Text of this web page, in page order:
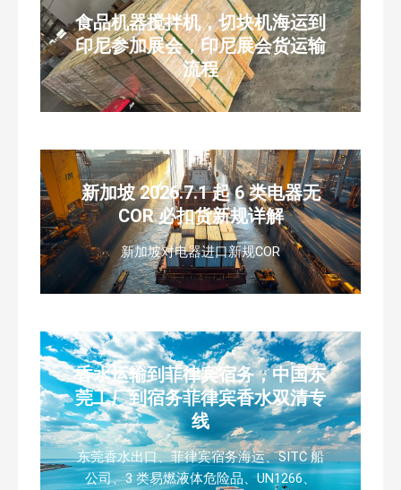
食品机器搅拌机，切块机海运到
印尼参加展会，印尼展会货运输
流程
新加坡 2026.7.1 起 6 类电器无
COR 必扣货新规详解
新加坡对电器进口新规COR
香水运输到菲律宾宿务，中国东
莞工厂到宿务菲律宾香水双清专
线
东莞香水出口、菲律宾宿务海运、SITC 船
公司、3 类易燃液体危险品、UN1266、